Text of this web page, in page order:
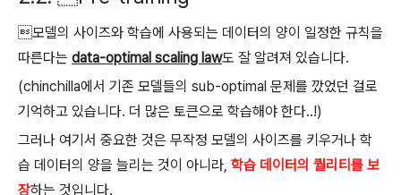
모델의 사이즈와 학습에 사용되는 데이터의 양이 일정한 규칙을
따른다는 data-optimal scaling law도 잘 알려져 있습니다.
(chinchilla에서 기존 모델들의 sub-optimal 문제를 깠었던 걸로
기억하고 있습니다. 더 많은 토큰으로 학습해야 한다..!)
그러나 여기서 중요한 것은 무작정 모델의 사이즈를 키우거나 학
습 데이터의 양을 늘리는 것이 아니라, 학습 데이터의 퀄리티를 보
장하는 것입니다.